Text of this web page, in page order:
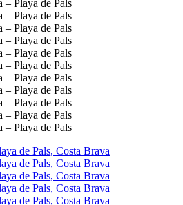
– Playa de Pals
– Playa de Pals
– Playa de Pals
– Playa de Pals
– Playa de Pals
– Playa de Pals
– Playa de Pals
– Playa de Pals
– Playa de Pals
– Playa de Pals
– Playa de Pals